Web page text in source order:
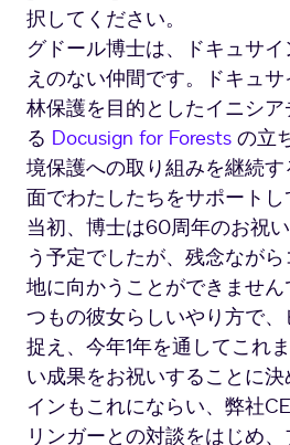
択してください。
グドール博士は、ドキュサ
えのない仲間です。ドキュ
林保護を目的としたイニシ
る Docusign for Forests の立
境保護への取り組みを継続
面でわたしたちをサポートし
当初、博士は60周年のお祝
う予定でしたが、残念なが
地に向かうことができませ
つもの彼女らしいやり方で
捉え、今年1年を通してこれ
い成果をお祝いすることに
インもこれにならい、弊社
リンガーとの対談をはじめ